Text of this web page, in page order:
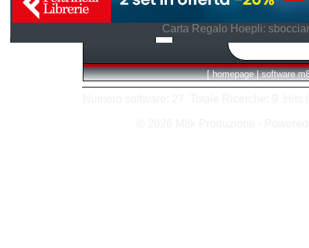
Carta Regalo Hoepli:
[ homepage | software